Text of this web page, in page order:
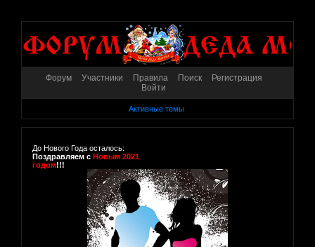
Форум Участники Правила Поиск
Регистрация
Войти
Активные темы
До Нового Года осталось:
Поздравляем с Новым 2021
годом!!!